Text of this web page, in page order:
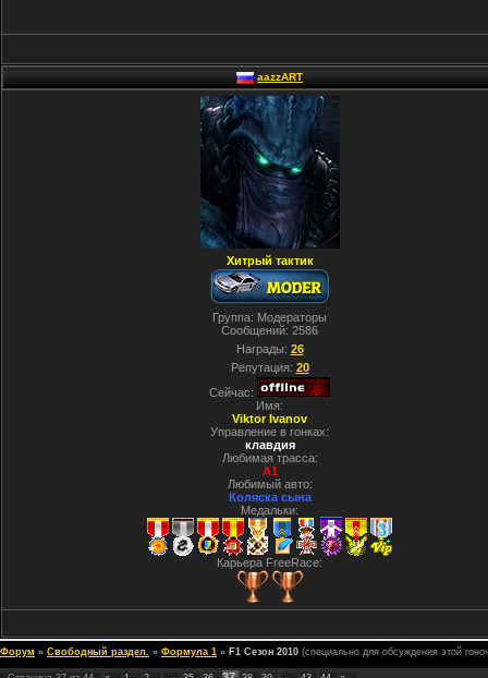
aazzART
Хитрый тактик
Группа: Модераторы
Сообщений: 2586
Награды: 26
Репутация: 20
Сейчас:
Имя:
Viktor Ivanov
Управление в гонках:
клавдия
Любимая трасса:
A1
Любимый авто:
Коляска сына
Медальки:
Карьера FreeRace:
Форум » Свободный раздел. » Формула 1 » F1 Сезон 2010 (специально для обсуждения этой